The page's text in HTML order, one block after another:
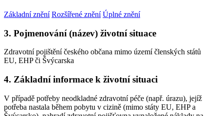
Základní znění Rozšířené znění Úplné znění
3. Pojmenování (název) životní situace
Zdravotní pojištění českého občana mimo území členských států
EU, EHP či Švýcarska
4. Základní informace k životní situaci
V případě potřeby neodkladné zdravotní péče (např. úrazu), jejíž
potřeba nastala během pobytu v cizině (mimo státy EU, EHP a